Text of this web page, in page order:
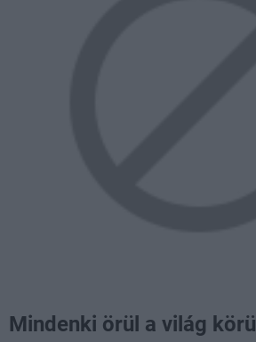
Mindenki örül a világ körül